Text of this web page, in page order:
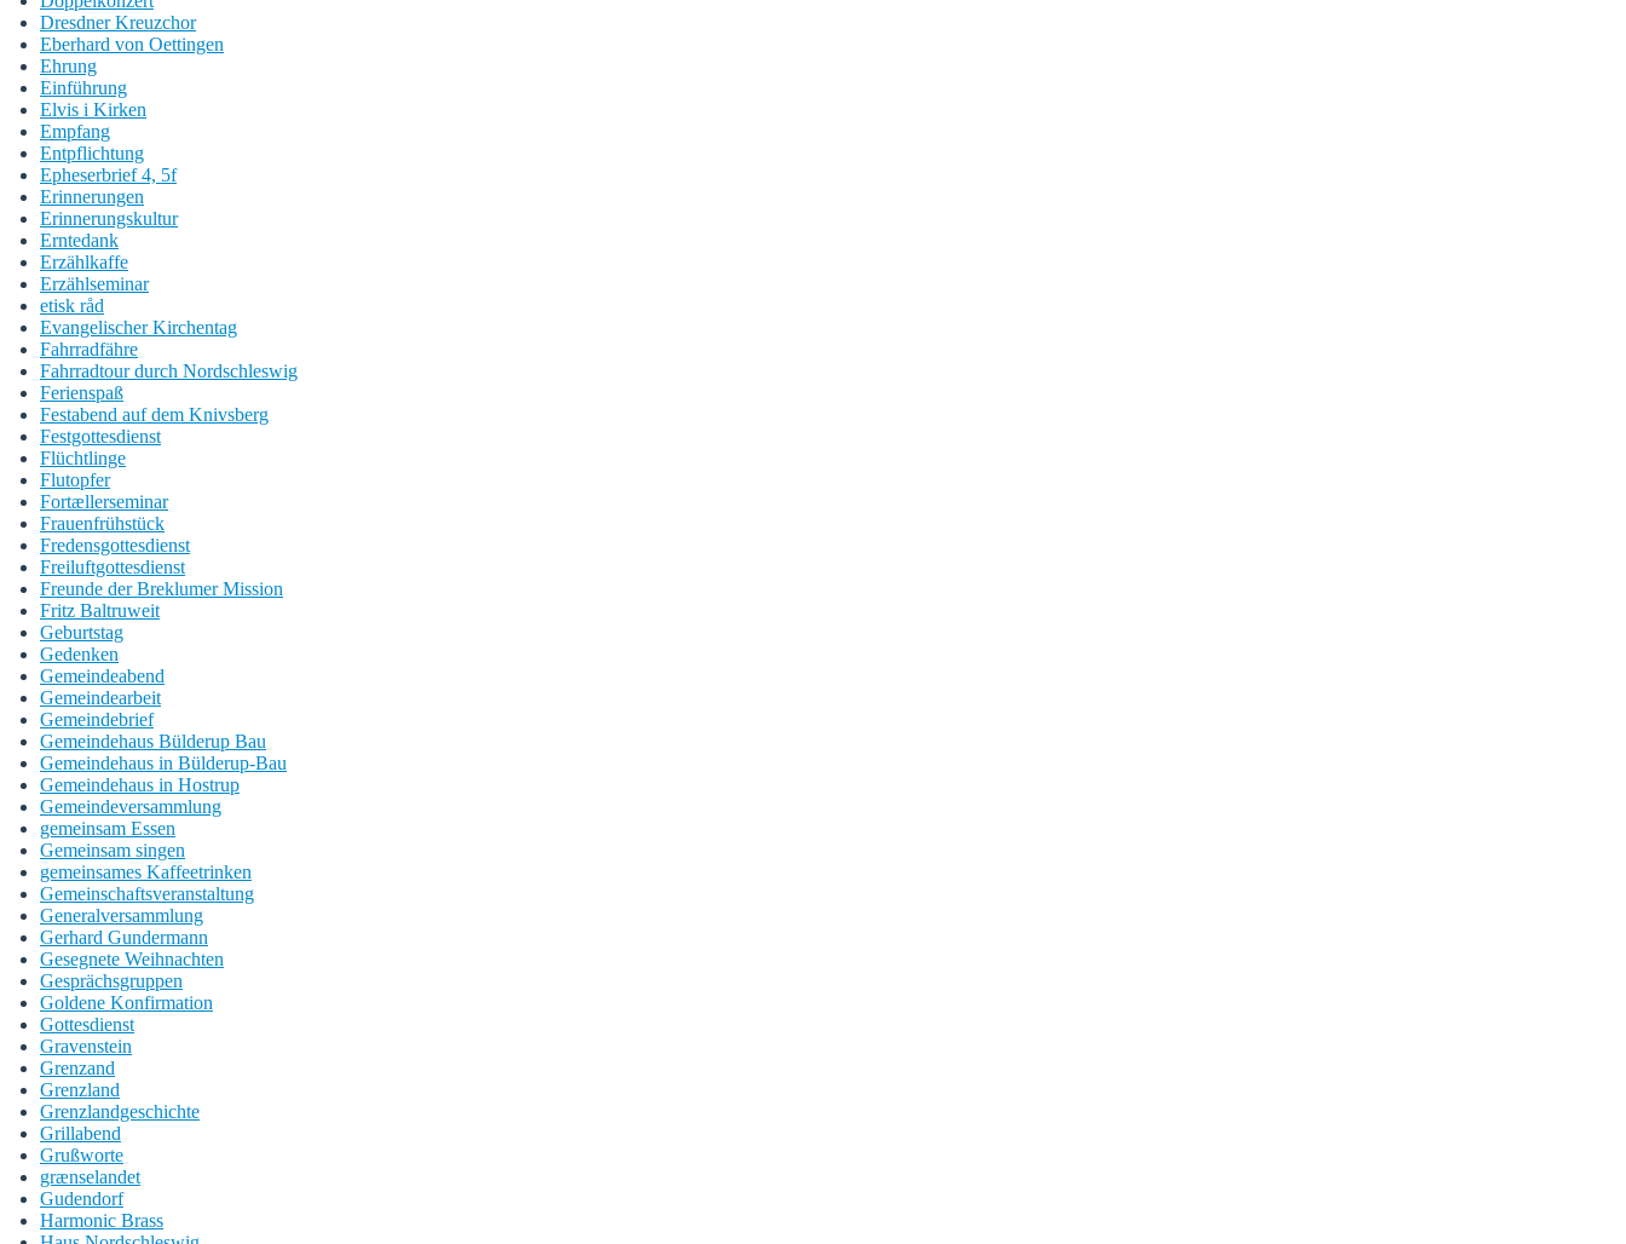
Dresdner Kreuzchor
Eberhard von Oettingen
Ehrung
Einführung
Elvis i Kirken
Empfang
Entpflichtung
Epheserbrief 4, 5f
Erinnerungen
Erinnerungskultur
Erntedank
Erzählkaffe
Erzählseminar
etisk råd
Evangelischer Kirchentag
Fahrradfähre
Fahrradtour durch Nordschleswig
Ferienspaß
Festabend auf dem Knivsberg
Festgottesdienst
Flüchtlinge
Flutopfer
Fortællerseminar
Frauenfrühstück
Fredensgottesdienst
Freiluftgottesdienst
Freunde der Breklumer Mission
Fritz Baltruweit
Geburtstag
Gedenken
Gemeindeabend
Gemeindearbeit
Gemeindebrief
Gemeindehaus Bülderup Bau
Gemeindehaus in Bülderup-Bau
Gemeindehaus in Hostrup
Gemeindeversammlung
gemeinsam Essen
Gemeinsam singen
gemeinsames Kaffeetrinken
Gemeinschaftsveranstaltung
Generalversammlung
Gerhard Gundermann
Gesegnete Weihnachten
Gesprächsgruppen
Goldene Konfirmation
Gottesdienst
Gravenstein
Grenzand
Grenzland
Grenzlandgeschichte
Grillabend
Grußworte
grænselandet
Gudendorf
Harmonic Brass